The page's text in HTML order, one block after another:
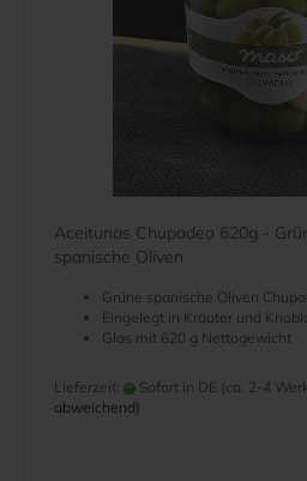
Aceitunas Chupadeo 620g -
spanische Oliven
Grüne spanische Oliven
Eingelegt in Kräuter und
Glas mit 620 g Nettogewicht
Lieferzeit: Sofort in DE (ca. 2-4
abweichend)